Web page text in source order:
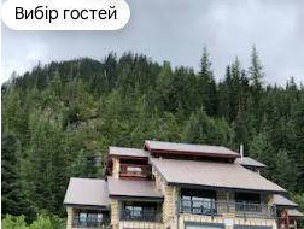
Вибір гостей
Вибір гостей